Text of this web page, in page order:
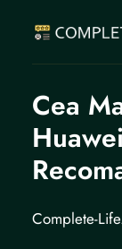
Cea
Complete-